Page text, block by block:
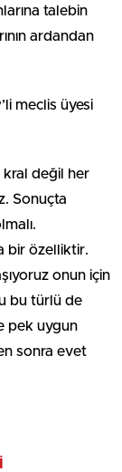
talebin
ardandan
meclis üyesi
kral değil her
Sonuçta
bir özelliktir.
onun için
bu türlü de
pek uygun
sonra evet